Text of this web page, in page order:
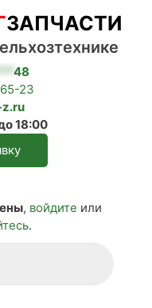
48
23
18:00
, войдите или
.
ЗАПЧАСТИ